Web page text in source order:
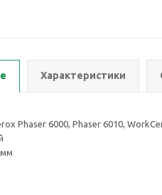
Характеристики
Phaser 6000, Phaser 6010,